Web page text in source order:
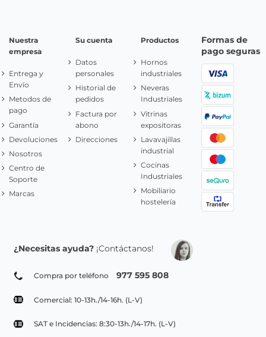
Nuestra
empresa
Entrega y
Envío
Metodos de
pago
Garantía
Devoluciones
Nosotros
Centro de
Soporte
Marcas
Su cuenta
Datos
personales
Historial de
pedidos
Factura por
abono
Direcciones
Productos
Hornos
industriales
Neveras
Industriales
Vitrinas
expositoras
Lavavajillas
industrial
Cocinas
Industriales
Mobiliario
hostelería
Formas de
pago seguras
¿Necesitas ayuda? ¡Contáctanos!
Compra por teléfono 977 595 808
Comercial: 10-13h./14-16h. (L-V)
SAT e Incidencias: 8:30-13h./14-17h. (L-V)